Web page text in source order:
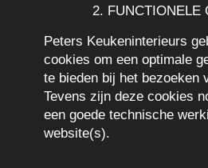
2. FUNCTIONELE
Peters Keukeninterieurs
cookies om een optimale
te bieden bij het bezoeken
Tevens zijn deze cookies
een goede technische
website(s).